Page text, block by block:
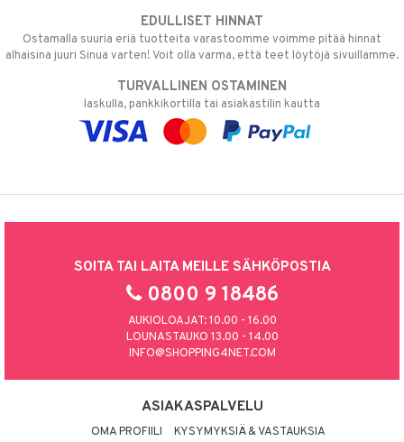
EDULLISET HINNAT
Ostamalla suuria eriä tuotteita varastoomme voimme pitää hinnat
alhaisina juuri Sinua varten! Voit olla varma, että teet löytöjä sivuillamme.
TURVALLINEN OSTAMINEN
laskulla, pankkikortilla tai asiakastilin kautta
SOITA TAI LAITA MEILLE SÄHKÖPOSTIA
0800 9 18486
AUKIOLOAJAT: 10.00 - 16.00
LOUNASTAUKO 13.00 - 14.00
INFO@SHOPPING4NET.COM
ASIAKASPALVELU
OMA PROFIILI KYSYMYKSIÄ & VASTAUKSIA